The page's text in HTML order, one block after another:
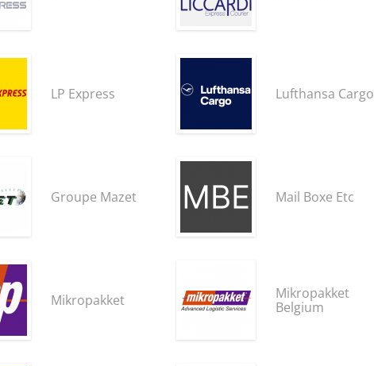
LP Express Lufthansa Cargo
Groupe Mazet Mail Boxe Etc
Mikropakket
Mikropakket
Belgium